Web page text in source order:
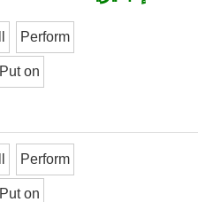
Perform
Put on
Perform
Put on